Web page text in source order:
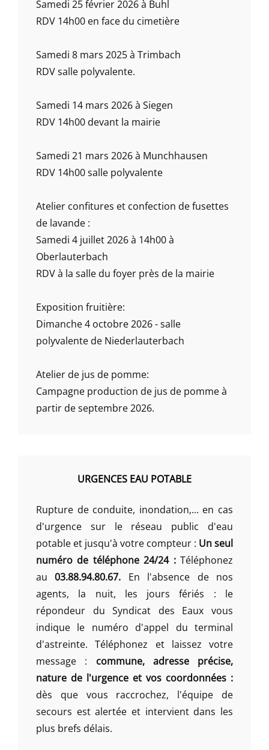
Samedi 25 février 2026 à Buhl
RDV 14h00 en face du cimetière
Samedi 8 mars 2025 à Trimbach
RDV salle polyvalente.
Samedi 14 mars 2026 à Siegen
RDV 14h00 devant la mairie
Samedi 21 mars 2026 à Munchhausen
RDV 14h00 salle polyvalente
Atelier confitures et confection de fusettes
de lavande :
Samedi 4 juillet 2026 à 14h00 à
Oberlauterbach
RDV à la salle du foyer près de la mairie
Exposition fruitière:
Dimanche 4 octobre 2026 - salle
polyvalente de Niederlauterbach
Atelier de jus de pomme:
Campagne production de jus de pomme à
partir de septembre 2026.
URGENCES EAU POTABLE
Rupture de conduite, inondation,... en cas
d'urgence sur le réseau public d'eau
potable et jusqu'à votre compteur : Un seul
numéro de téléphone 24/24 :Téléphonez
au03.88.94.80.67. En l'absence de nos
agents, la nuit, les jours fériés : le
répondeur du Syndicat des Eaux vous
indique le numéro d'appel du terminal
d'astreinte. Téléphonez et laissez votre
message : commune, adresse précise,
nature de l'urgence et vos coordonnées :
dès que vous raccrochez, l'équipe de
secours est alertée et intervient dans les
plus brefs délais.